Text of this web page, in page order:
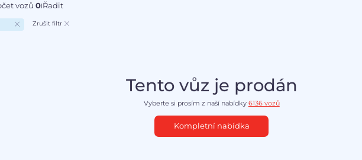
vozů 0IŘadit
Zrušit filtr
Tento vůz je prodán
Vyberte si prosím z naší nabídky 6136 vozů
Kompletní nabídka